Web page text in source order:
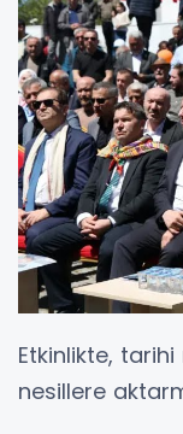
Etkinlikte,
nesillere